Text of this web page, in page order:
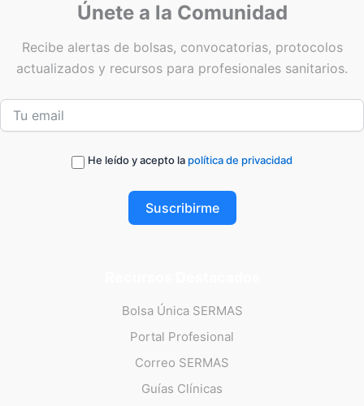
Únete a la Comunidad
Recibe alertas de bolsas, convocatorias, protocolos
actualizados y recursos para profesionales sanitarios.
He leído y acepto la política de privacidad
Suscribirme
Bolsa Única SERMAS
Portal Profesional
Correo SERMAS
Guías Clínicas